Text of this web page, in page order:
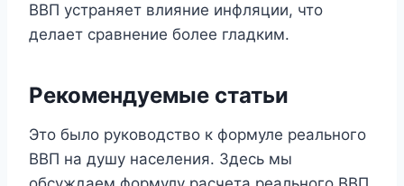
ВВП устраняет влияние инфляции, что
делает сравнение более гладким.
Рекомендуемые статьи
Это было руководство к формуле реального
ВВП на душу населения. Здесь мы